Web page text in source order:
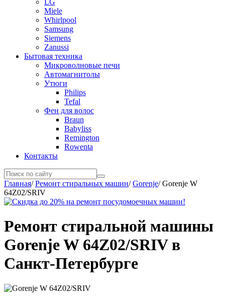
LG
Miele
Whirlpool
Samsung
Siemens
Zanussi
Бытовая техника
Микроволновые печи
Автомагнитолы
Утюги
Philips
Tefal
Фен для волос
Braun
Babyliss
Remington
Rowenta
Контакты
Главная/Ремонт стиральных машин/Gorenje/Gorenje W
64Z02/SRIV
Ремонт стиральной машины
Gorenje W 64Z02/SRIV в
Санкт-Петербурге